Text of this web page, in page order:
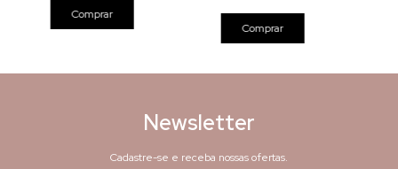
Newsletter
Cadastre-se e receba nossas ofertas.